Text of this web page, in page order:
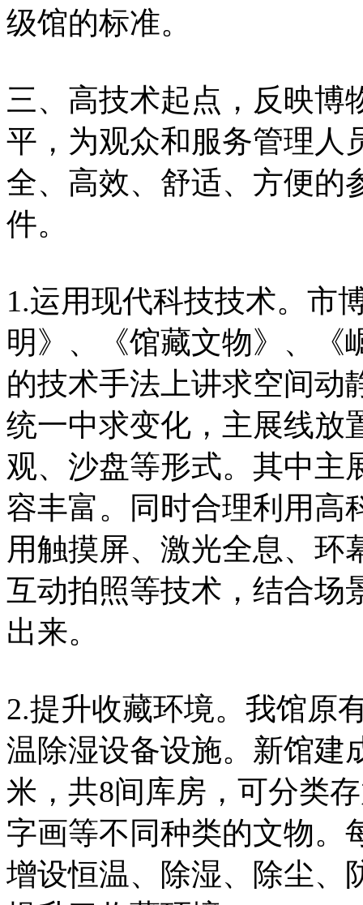
级馆的标准。
三、高技术起点，反映博
平，为观众和服务管理人
全、高效、舒适、方便的
件。
1.运用现代科技技术。市
明》、《馆藏文物》、《
的技术手法上讲求空间动
统一中求变化，主展线放
观、沙盘等形式。其中主
容丰富。同时合理利用高
用触摸屏、激光全息、环
互动拍照等技术，结合场
出来。
2.提升收藏环境。我馆原
温除湿设备设施。新馆建
米，共8间库房，可分类
字画等不同种类的文物。
增设恒温、除湿、除尘、